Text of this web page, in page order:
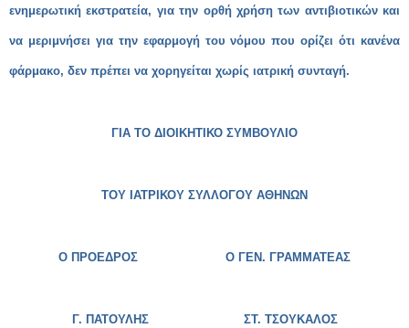
ενημερωτική εκστρατεία, για την ορθή χρήση των αντιβιοτικών και
να μεριμνήσει για την εφαρμογή του νόμου που ορίζει ότι κανένα
φάρμακο, δεν πρέπει να χορηγείται χωρίς ιατρική συνταγή.
ΓΙΑ ΤΟ ΔΙΟΙΚΗΤΙΚΟ ΣΥΜΒΟΥΛΙΟ
ΤΟΥ ΙΑΤΡΙΚΟΥ ΣΥΛΛΟΓΟΥ ΑΘΗΝΩΝ
Ο ΠΡΟΕΔΡΟΣ Ο ΓΕΝ. ΓΡΑΜΜΑΤΕΑΣ
Γ. ΠΑΤΟΥΛΗΣ ΣΤ. ΤΣΟΥΚΑΛΟΣ